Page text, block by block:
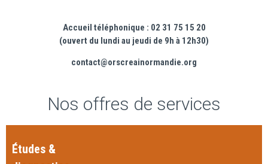
Accueil téléphonique : 02 31 75 15 20
(ouvert du lundi au jeudi de 9h à 12h30)
contact@orscreainormandie.org
Nos offres de services
Études &